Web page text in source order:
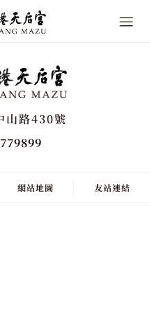
山路430號
網站地圖 友站連結